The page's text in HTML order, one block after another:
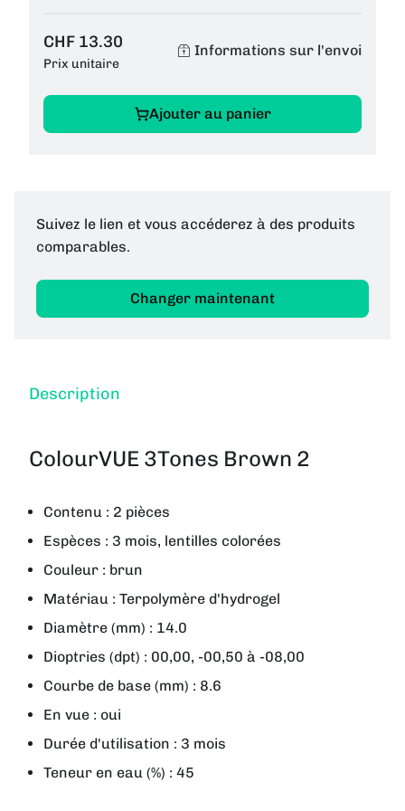
CHF 13.30
Prix unitaire
Informations sur l'envoi
Ajouter au panier
Suivez le lien et vous accéderez à des produits
comparables.
Changer maintenant
Description
ColourVUE 3Tones Brown 2
Contenu : 2 pièces
Espèces : 3 mois, lentilles colorées
Couleur : brun
Matériau : Terpolymère d'hydrogel
Diamètre (mm) : 14.0
Dioptries (dpt) : 00,00, -00,50 à -08,00
Courbe de base (mm) : 8.6
En vue : oui
Durée d'utilisation : 3 mois
Teneur en eau (%) : 45